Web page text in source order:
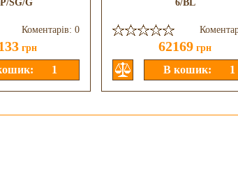
SG/G
Коментарів: 0
грн
6/BL
62169 грн